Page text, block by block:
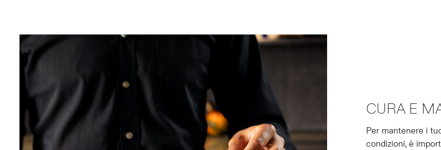
CURA E
Per mantenere i
condizioni, è